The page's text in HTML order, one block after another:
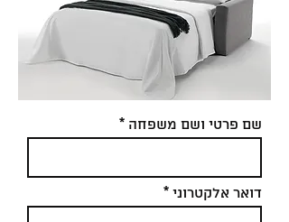
שם פרטי ושם משפחה
דואר אלקטרוני